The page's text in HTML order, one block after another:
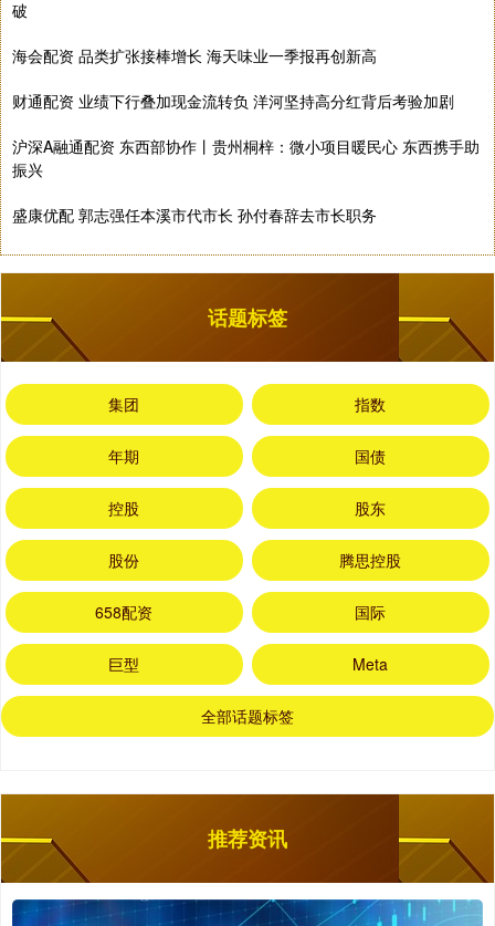
破
海会配资 品类扩张接棒增长 海天味业一季报再创新高
财通配资 业绩下行叠加现金流转负 洋河坚持高分红背后考验加剧
沪深A融通配资 东西部协作丨贵州桐梓：微小项目暖民心 东西携手助
振兴
盛康优配 郭志强任本溪市代市长 孙付春辞去市长职务
话题标签
集团 指数
年期 国债
控股 股东
股份 腾思控股
658配资 国际
巨型 Meta
全部话题标签
推荐资讯